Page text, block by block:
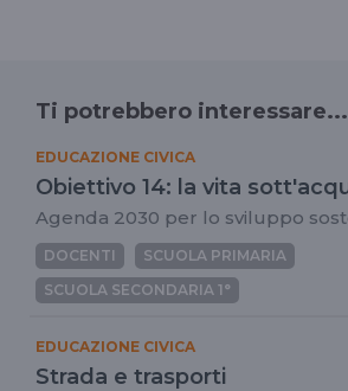
Ti potrebbero interessare...
EDUCAZIONE CIVICA
Obiettivo 14: la vita
Agenda 2030 per lo sviluppo
DOCENTI
SCUOLA PRIMARIA
SCUOLA SECONDARIA 1°
EDUCAZIONE CIVICA
Strada e trasporti